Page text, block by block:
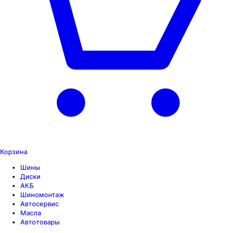
Корзина
Шины
Диски
АКБ
Шиномонтаж
Автосервис
Масла
Автотовары